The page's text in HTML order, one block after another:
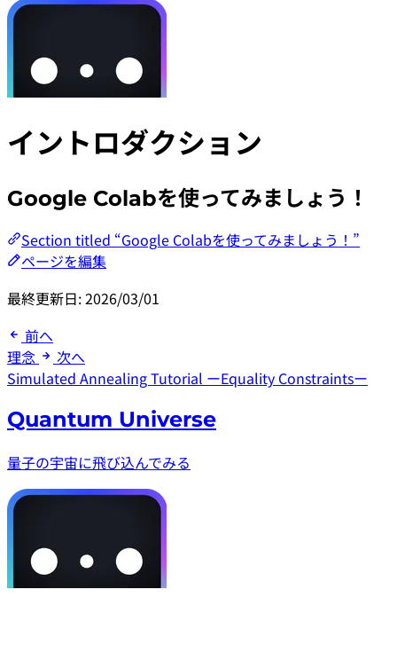
イントロダクション
Google Colabを使ってみましょう！
Section titled “Google Colabを使ってみましょう！”
ページを編集
最終更新日:2026/03/01
前へ
理念
次へ
Simulated Annealing Tutorial ーEquality Constraintsー
Quantum Universe
量子の宇宙に飛び込んでみる